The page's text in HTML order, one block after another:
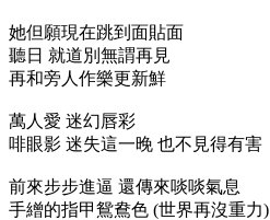
她但願現在跳到面貼面
聽日 就道別無謂再見
再和旁人作樂更新鮮
萬人愛 迷幻唇彩
啡眼影 迷失這一晚 也不見得有害
前來步步進逼 還傳來啖啖氣息
手繒的指甲鴛鴦色 (世界再沒重力)